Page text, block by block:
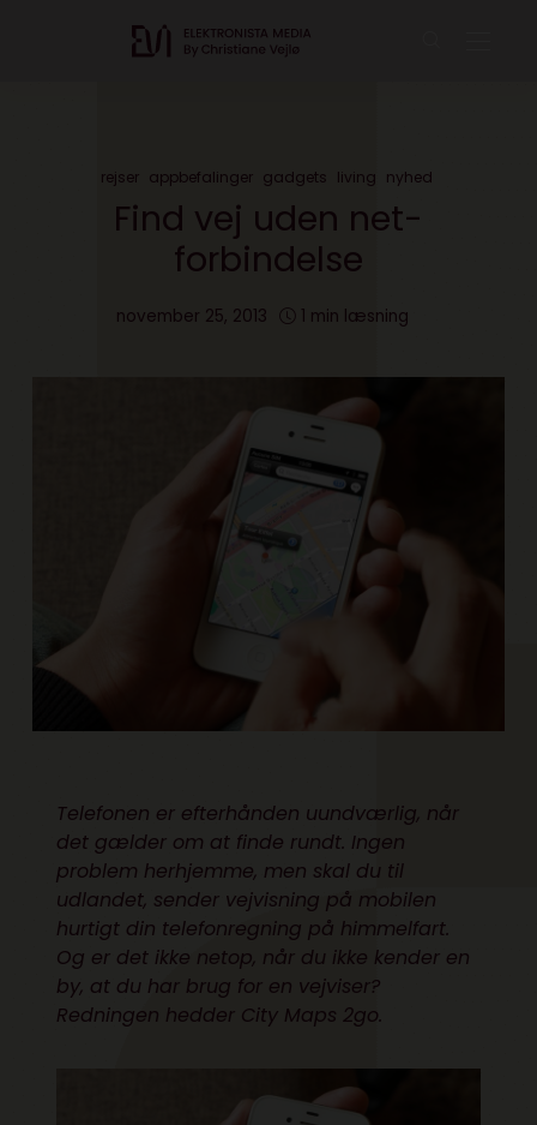
rejser appbefalinger gadgets living nyhed
Find vej uden net-
forbindelse
november 25, 2013 1 min læsning
Telefonen er efterhånden uundværlig, når
det gælder om at finde rundt. Ingen
problem herhjemme, men skal du til
udlandet, sender vejvisning på mobilen
hurtigt din telefonregning på himmelfart.
Og er det ikke netop, når du ikke kender en
by, at du har brug for en vejviser?
Redningen hedder City Maps 2go.